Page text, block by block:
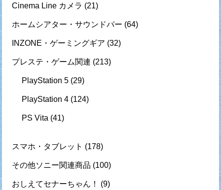
Cinema Line カメラ (21)
ホームシアター・サウンドバー (64)
INZONE・ゲーミングギア (32)
プレステ・ゲーム関連 (213)
PlayStation 5 (29)
PlayStation 4 (124)
PS Vita (41)
スマホ・タブレット (178)
その他ソニー関連商品 (100)
おしえてセナーちゃん！ (9)